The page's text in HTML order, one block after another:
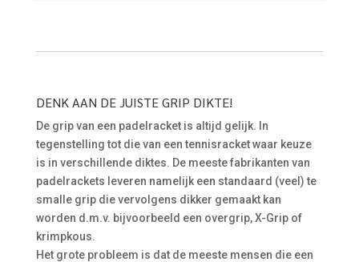
DENK AAN DE JUISTE GRIP DIKTE!
De grip van een padelracket is altijd gelijk. In
tegenstelling tot die van een tennisracket waar keuze
is in verschillende diktes. De meeste fabrikanten van
padelrackets leveren namelijk een standaard (veel) te
smalle grip die vervolgens dikker gemaakt kan
worden d.m.v. bijvoorbeeld een overgrip, X-Grip of
krimpkous.
Het grote probleem is dat de meeste mensen die een